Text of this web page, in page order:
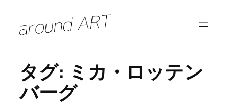
タグ: ミカ・ロッテン
バーグ